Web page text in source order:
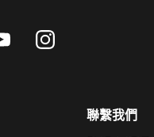
聯繫我們